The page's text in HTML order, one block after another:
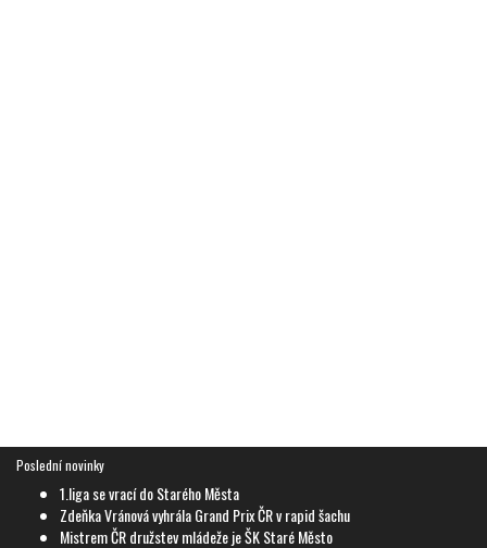
Poslední novinky
1.liga se vrací do Starého Města
Zdeňka Vránová vyhrála Grand Prix ČR v rapid šachu
Mistrem ČR družstev mládeže je ŠK Staré Město